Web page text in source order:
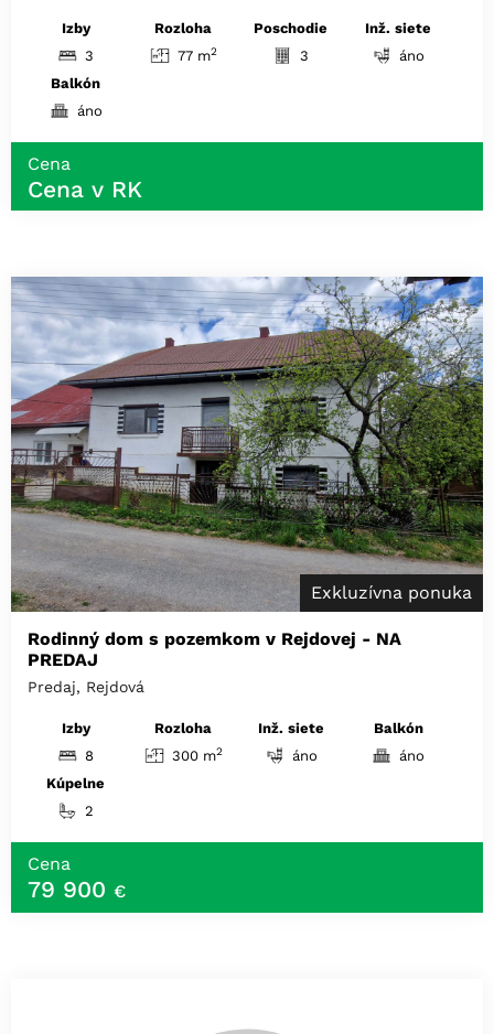
Izby
3
Rozloha
77 m2
Poschodie
3
Inž. siete
áno
Balkón
áno
Cena
Cena v RK
Exkluzívna ponuka
Rodinný dom s pozemkom v Rejdovej - NA
PREDAJ
Predaj, Rejdová
Izby
8
Rozloha
300 m2
Inž. siete
áno
Balkón
áno
Kúpelne
2
Cena
79 900 €